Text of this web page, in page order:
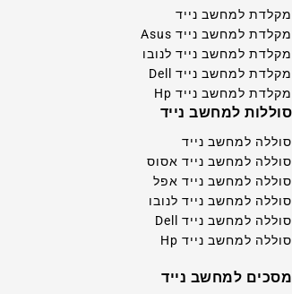
מקלדת למחשב נייד
מקלדת למחשב נייד Asus
מקלדת למחשב נייד לנובו
מקלדת למחשב נייד Dell
מקלדת למחשב נייד Hp
סוללות למחשב נייד
סוללה למחשב נייד
סוללה למחשב נייד אסוס
סוללה למחשב נייד אפל
סוללה למחשב נייד לנובו
סוללה למחשב נייד Dell
סוללה למחשב נייד Hp
מסכים למחשב נייד